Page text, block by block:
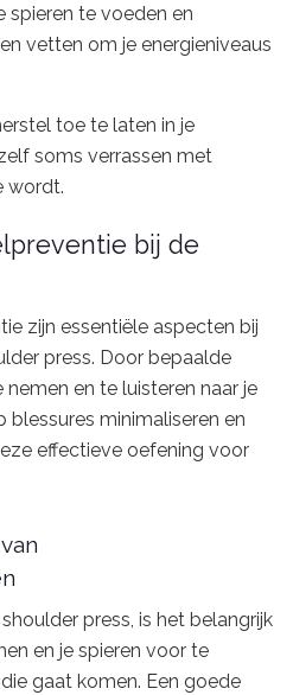
spieren te voeden en
vetten om je energieniveaus
toe te laten in je
soms verrassen met
wordt.
bij de
zijn essentiële aspecten bij
press. Door bepaalde
en te luisteren naar je
blessures minimaliseren en
effectieve oefening voor
press, is het belangrijk
en je spieren voor te
gaat komen. Een goede